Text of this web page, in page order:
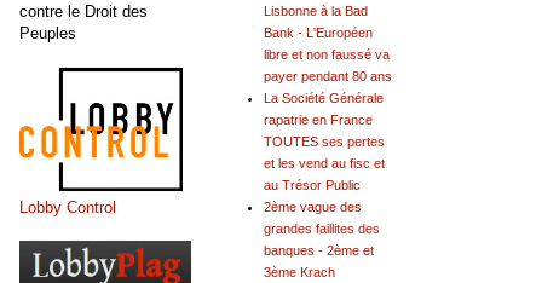
Lisbonne à la Bad
Bank - L'Européen
libre et non faussé va
payer pendant 80 ans
La Société Générale
rapatrie en France
TOUTES ses pertes
et les vend au fisc et
au Trésor Public
2ème vague des
grandes faillites des
banques - 2ème et
3ème Krach
contre le Droit des
Peuples
Lobby Control